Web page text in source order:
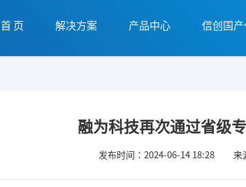
首 页 解决方案 产品中心 信创国产
融为科技再次通过省级
发布时间：2024-06-14 18:28 来